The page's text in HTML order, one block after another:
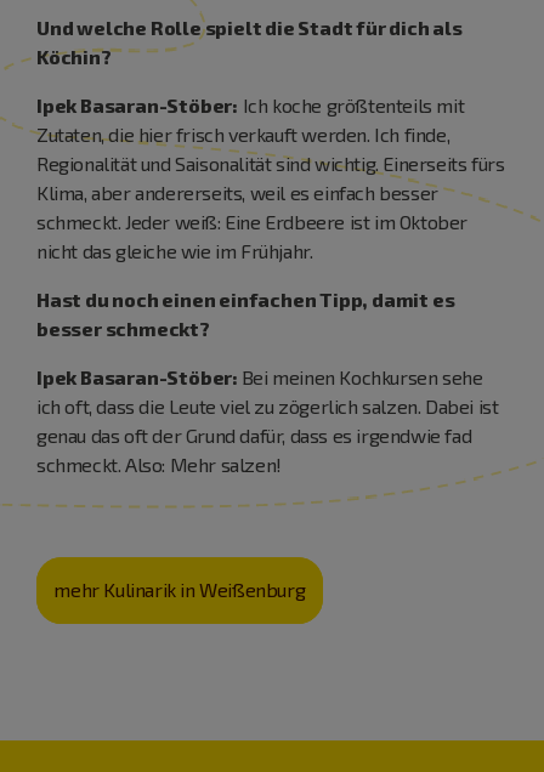
Und welche Rolle spielt die Stadt für dich als
Köchin?
Ipek Basaran-Stöber: Ich koche größtenteils mit
Zutaten, die hier frisch verkauft werden. Ich finde,
Regionalität und Saisonalität sind wichtig. Einerseits fürs
Klima, aber andererseits, weil es einfach besser
schmeckt. Jeder weiß: Eine Erdbeere ist im Oktober
nicht das gleiche wie im Frühjahr.
Hast du noch einen einfachen Tipp, damit es
besser schmeckt?
Ipek Basaran-Stöber: Bei meinen Kochkursen sehe
ich oft, dass die Leute viel zu zögerlich salzen. Dabei ist
genau das oft der Grund dafür, dass es irgendwie fad
schmeckt. Also: Mehr salzen!
mehr Kulinarik in Weißenburg